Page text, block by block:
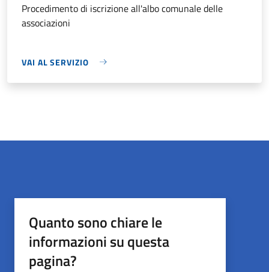
Procedimento di iscrizione all'albo comunale delle
associazioni
VAI AL SERVIZIO
Quanto sono chiare le
informazioni su questa
pagina?